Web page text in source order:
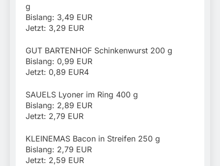
g
Bislang: 3,49 EUR
Jetzt: 3,29 EUR
GUT BARTENHOF Schinkenwurst 200 g
Bislang: 0,99 EUR
Jetzt: 0,89 EUR4
SAUELS Lyoner im Ring 400 g
Bislang: 2,89 EUR
Jetzt: 2,79 EUR
KLEINEMAS Bacon in Streifen 250 g
Bislang: 2,79 EUR
Jetzt: 2,59 EUR